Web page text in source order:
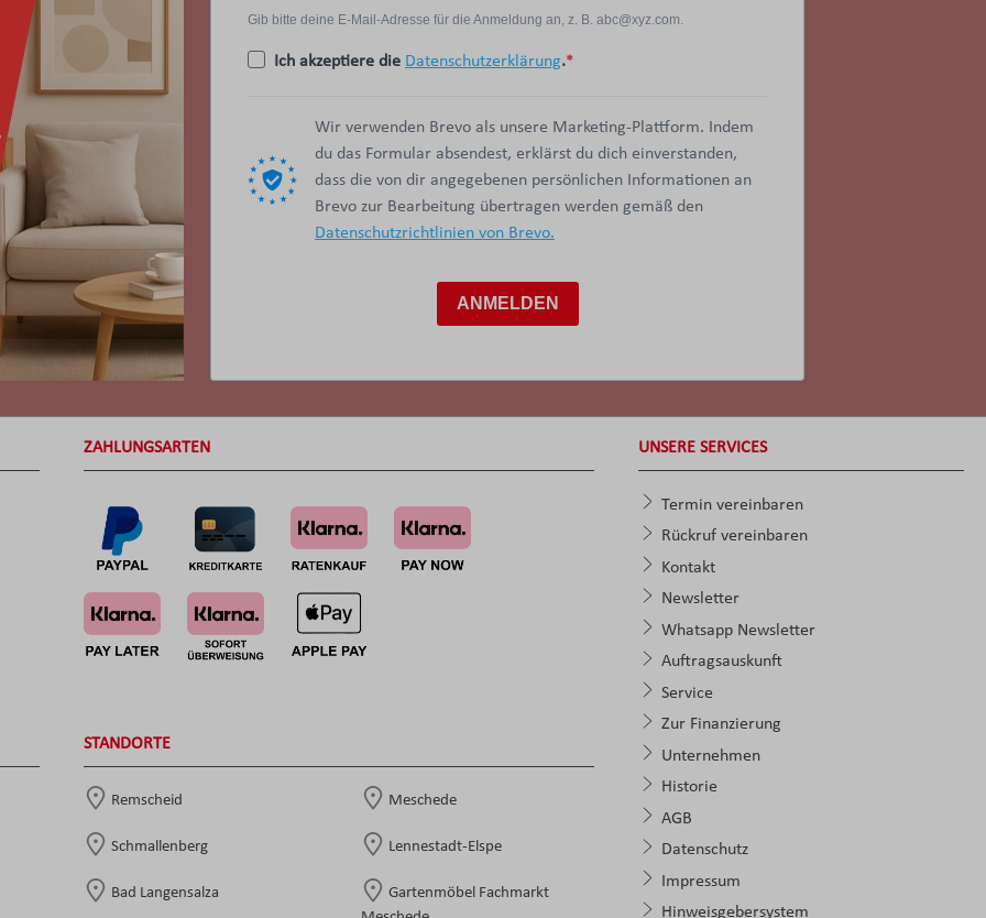
Gib bitte deine E-Mail-Adresse für die Anmeldung an, z. B. abc@xyz.com.
Ich akzeptiere die Datenschutzerklärung.
Wir verwenden Brevo als unsere Marketing-Plattform. Indem
du das Formular absendest, erklärst du dich einverstanden,
dass die von dir angegebenen persönlichen Informationen an
Brevo zur Bearbeitung übertragen werden gemäß den
Datenschutzrichtlinien von Brevo.
ANMELDEN
ZAHLUNGSARTEN
STANDORTE
Remscheid Meschede
Schmallenberg Lennestadt-Elspe
Bad Langensalza
Gartenmöbel Fachmarkt
UNSERE SERVICES
Termin vereinbaren
Rückruf vereinbaren
Kontakt
Newsletter
Whatsapp Newsletter
Auftragsauskunft
Service
Zur Finanzierung
Unternehmen
Historie
AGB
Datenschutz
Impressum
Hinweisgebersystem